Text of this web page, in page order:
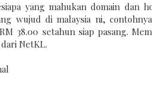
yang mahukan domain dan
wujud di malaysia ni,
38.00 setahun siap pasang.
NetKL.